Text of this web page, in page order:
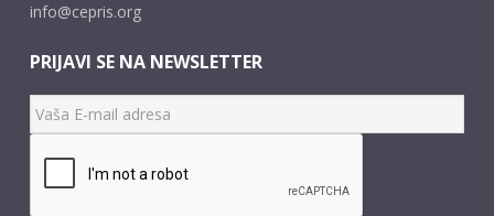
info@cepris.org
PRIJAVI SE NA NEWSLETTER